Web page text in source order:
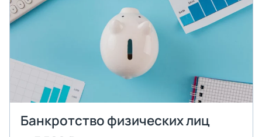
Банкротство физических лиц